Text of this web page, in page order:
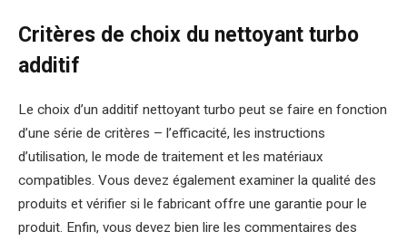
Critères de choix du nettoyant turbo
additif
Le choix d’un additif nettoyant turbo peut se faire en fonction
d’une série de critères – l’efficacité, les instructions
d’utilisation, le mode de traitement et les matériaux
compatibles. Vous devez également examiner la qualité des
produits et vérifier si le fabricant offre une garantie pour le
produit. Enfin, vous devez bien lire les commentaires des